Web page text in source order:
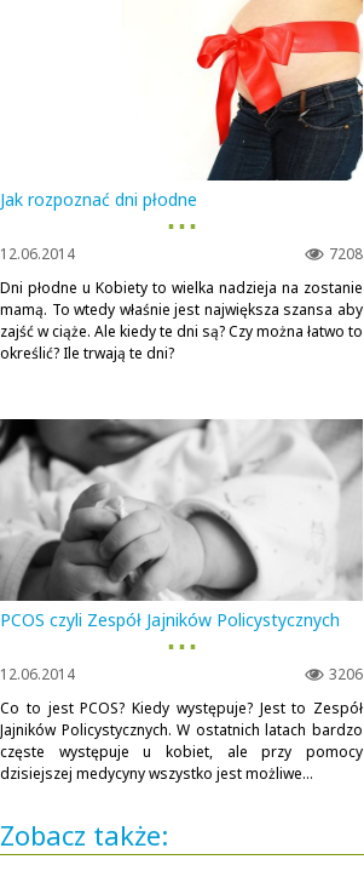
Jak rozpoznać dni płodne
▪ ▪ ▪
7208
12.06.2014
Dni płodne u Kobiety to wielka nadzieja na zostanie
mamą. To wtedy właśnie jest największa szansa aby
zajść w ciąże. Ale kiedy te dni są? Czy można łatwo to
określić? Ile trwają te dni?
PCOS czyli Zespół Jajników Policystycznych
▪ ▪ ▪
3206
12.06.2014
Co to jest PCOS? Kiedy występuje? Jest to Zespół
Jajników Policystycznych. W ostatnich latach bardzo
częste występuje u kobiet, ale przy pomocy
dzisiejszej medycyny wszystko jest możliwe...
Zobacz także: